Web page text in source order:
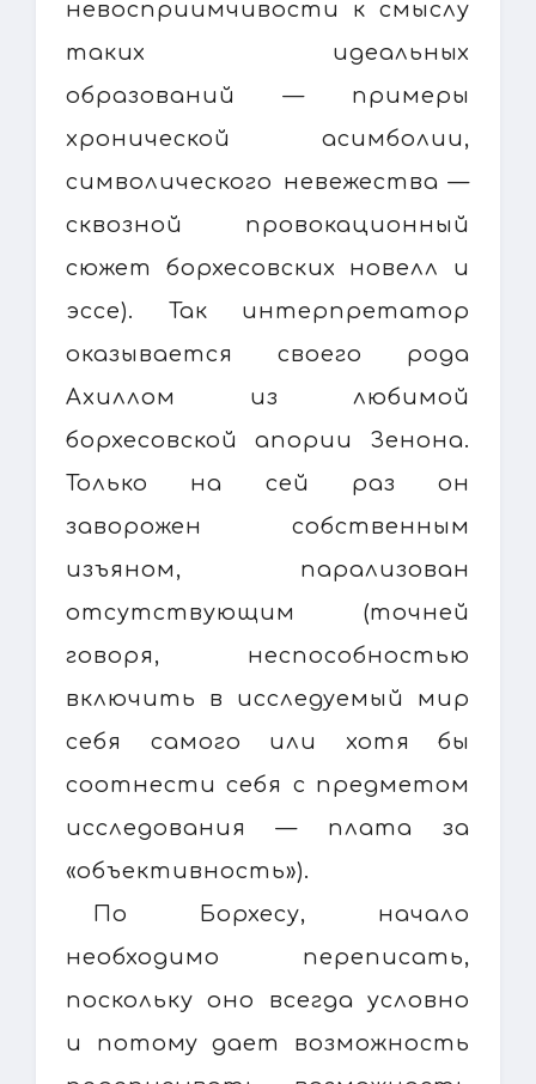
невосприимчивости к смыслу
таких идеальных
образований — примеры
хронической асимболии,
символического невежества —
сквозной провокационный
сюжет борхесовских новелл и
эссе). Так интерпретатор
оказывается своего рода
Ахиллом из любимой
борхесовской апории Зенона.
Только на сей раз он
заворожен собственным
изъяном, парализован
отсутствующим (точней
говоря, неспособностью
включить в исследуемый мир
себя самого или хотя бы
соотнести себя с предметом
исследования — плата за
«объективность»).
По Борхесу, начало
необходимо переписать,
поскольку оно всегда условно
и потому дает возможность